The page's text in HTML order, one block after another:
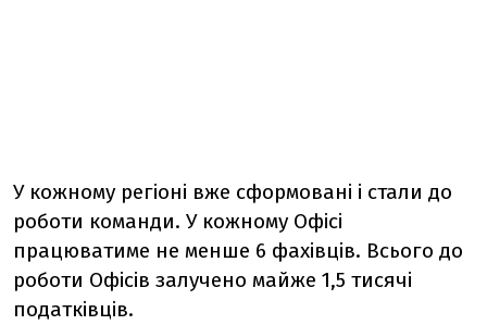
У кожному регіоні вже сформовані і стали до
роботи команди. У кожному Офісі
працюватиме не менше 6 фахівців. Всього до
роботи Офісів залучено майже 1,5 тисячі
податківців.